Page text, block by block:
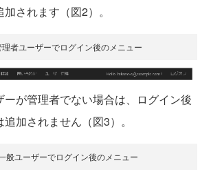
されます（図2）。
者ユーザーでログイン後のメニュー
が管理者でない場合は、ログイン後
加されません（図3）。
般ユーザーでログイン後のメニュー